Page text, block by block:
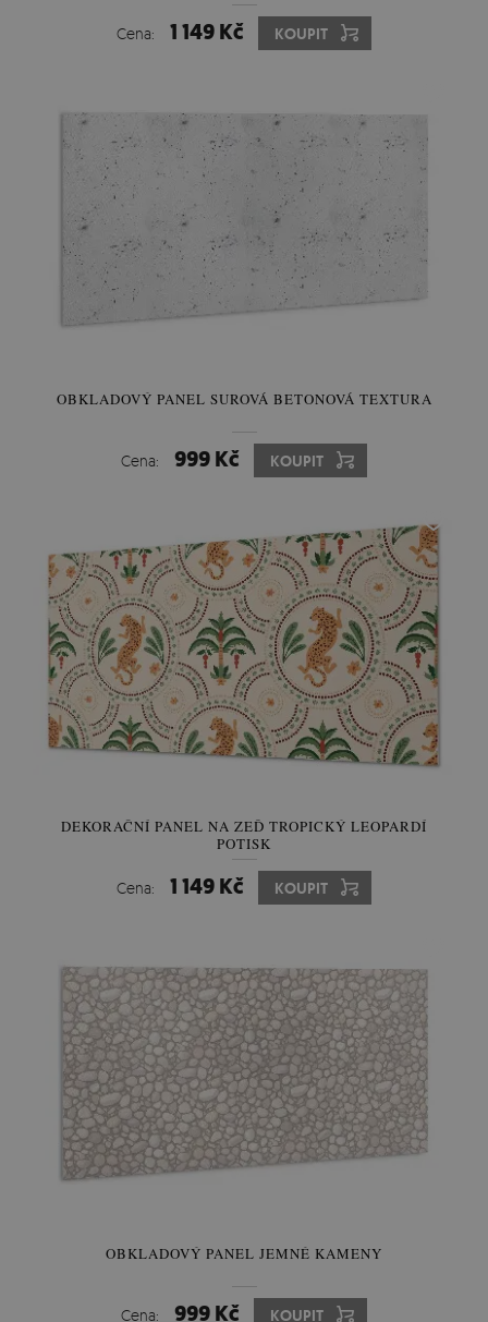
Cena: 1 149 Kč KOUPIT
OBKLADOVÝ PANEL SUROVÁ BETONOVÁ TEXTURA
Cena: 999 Kč KOUPIT
DEKORAČNÍ PANEL NA ZEĎ TROPICKÝ LEOPARDÍ
POTISK
Cena: 1 149 Kč KOUPIT
OBKLADOVÝ PANEL JEMNÉ KAMENY
Cena: 999 Kč KOUPIT